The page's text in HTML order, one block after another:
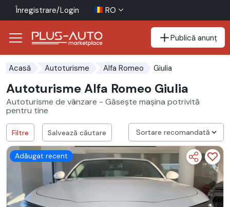
Înregistrare/Login RO
Publică anunț
Acasă Autoturisme Alfa Romeo Giulia
Autoturisme Alfa Romeo Giulia
Autoturisme de vânzare - Găsește mașina potrivită
pentru tine
Salvează căutare
Filtre
Adăugat recent